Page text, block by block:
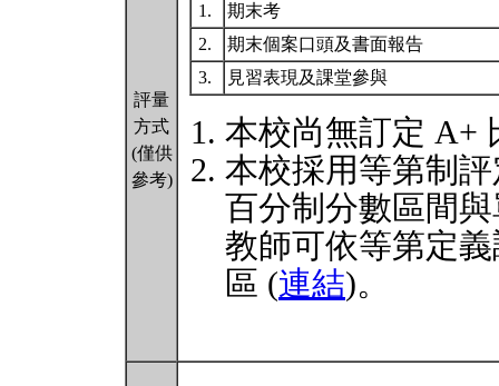
評量
方式
(僅供
參考)
1.
期末考
2.
期末個案口頭及書面報告
3.
見習表現及課堂參與
本校尚無訂定 A+
本校採用等第制
百分制分數區間
教師可依等第定
區 (連結)。